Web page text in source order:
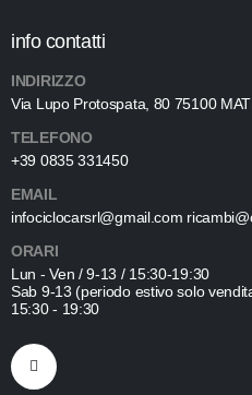
info contatti
INDIRIZZO
Via Lupo Protospata, 80 75100
TELEFONO
+39 0835 331450
EMAIL
infociclocarsrl@gmail.com
ORARI
Lun - Ven / 9-13 / 15:30-19:30
Sab 9-13 (periodo estivo solo
15:30 - 19:30